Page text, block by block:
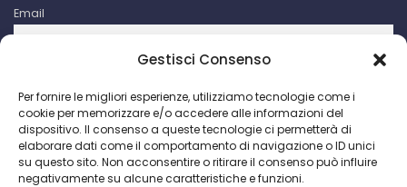
Gestisci Consenso
Per fornire le migliori esperienze, utilizziamo tecnologie come i
cookie per memorizzare e/o accedere alle informazioni del
dispositivo. Il consenso a queste tecnologie ci permetterà di
elaborare dati come il comportamento di navigazione o ID unici
su questo sito. Non acconsentire o ritirare il consenso può influire
negativamente su alcune caratteristiche e funzioni.
Email
raccolti verranno utilizzati per attività di comunicazioni
promozionali da parte di Facco Giuseppe & C. S.p.a.